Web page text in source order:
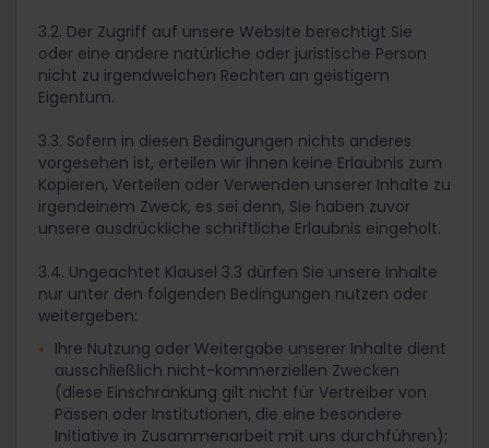
3.2. Der Zugriff auf unsere Website berechtigt Sie
oder eine andere natürliche oder juristische Person
nicht zu irgendwelchen Rechten an geistigem
Eigentum.
3.3. Sofern in diesen Bedingungen nichts anderes
vorgesehen ist, erteilen wir Ihnen keine Erlaubnis zum
Kopieren, Verteilen oder Verwenden unserer Inhalte zu
irgendeinem Zweck, es sei denn, Sie haben zuvor
unsere ausdrückliche schriftliche Erlaubnis eingeholt.
3.4. Ungeachtet Klausel 3.3 dürfen Sie unsere Inhalte
nur unter den folgenden Bedingungen nutzen oder
weitergeben:
Ihre Nutzung oder Weitergabe unserer Inhalte dient
ausschließlich nicht-kommerziellen Zwecken
(diese Einschränkung gilt nicht für Vertreiber von
Pässen oder Institutionen, die eine besondere
Initiative in Zusammenarbeit mit uns durchführen);